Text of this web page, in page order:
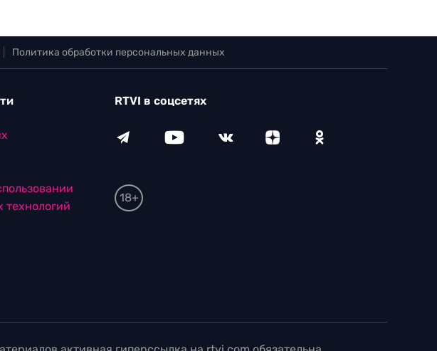
Политика обработки персональных данных
технологий
RTVI в соцсетях
18+